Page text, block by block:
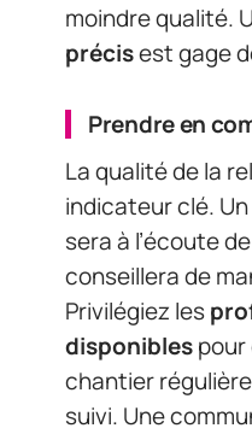
moindre qualité.
précisest gage
Prendre en
La qualité de la
indicateur clé.
sera à l’écoute
conseillera de
Privilégiez les
disponibles
chantier
suivi. Une